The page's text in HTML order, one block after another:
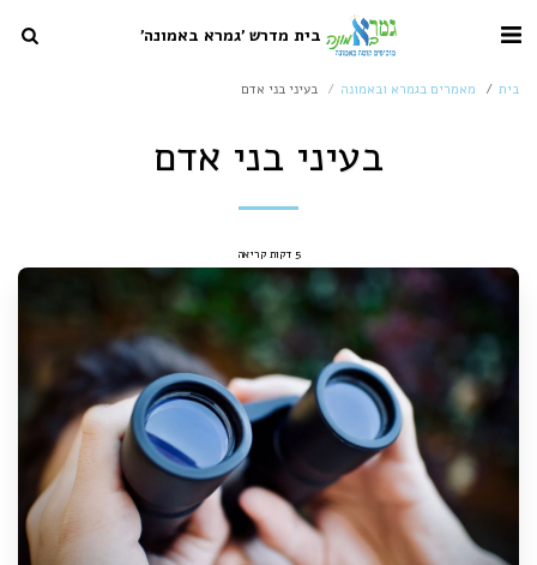
בית מדרש 'גמרא באמונה'
בית מאמרים בגמרא ובאמונה בעיני בני אדם
בעיני בני אדם
5 דקות קריאה